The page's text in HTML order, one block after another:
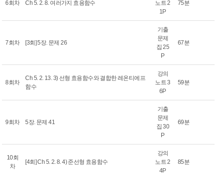
6회차 Ch 5. 2. 8. 여러가지 효용함수
노트 2
1P
75분
7회차 [3회] 5장. 문제 26
기출
문제
집 25
P
67분
8회차
Ch 5. 2. 13. 3) 선형 효용함수와 결합한 레온티에프
함수
강의
노트 3
6P
59분
9회차 5장. 문제 41
기출
문제
집 30
P
69분
10회
차
[4회] Ch 5. 2. 8. 4) 준선형 효용함수
강의
노트 2
4P
85분